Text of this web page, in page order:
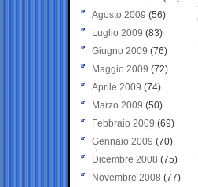
Agosto 2009 (56)
Luglio 2009 (83)
Giugno 2009 (76)
Maggio 2009 (72)
Aprile 2009 (74)
Marzo 2009 (50)
Febbraio 2009 (69)
Gennaio 2009 (70)
Dicembre 2008 (75)
Novembre 2008 (77)